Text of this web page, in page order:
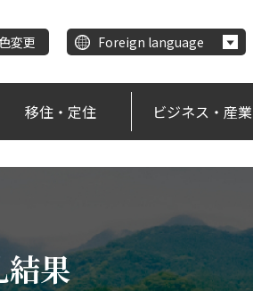
変更 Foreign language
移住・定住 ビジネス・産業
結果